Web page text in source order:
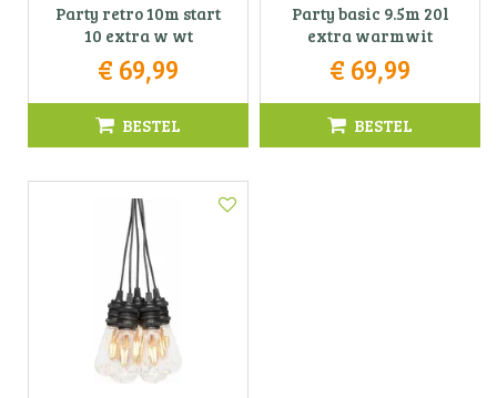
Party retro 10m start
10 extra w wt
€ 69,99
BESTEL
Party basic 9.5m 20l
extra warmwit
€ 69,99
BESTEL